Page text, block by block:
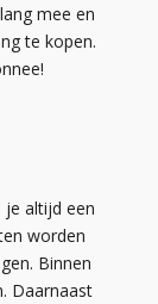
mee en
te kopen.
je altijd een
worden
Binnen
Daarnaast